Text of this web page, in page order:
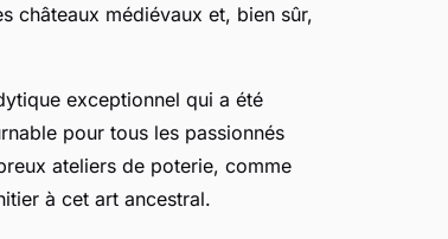
châteaux médiévaux et, bien sûr,
exceptionnel qui a été
pour tous les passionnés
ateliers de poterie, comme
à cet art ancestral.